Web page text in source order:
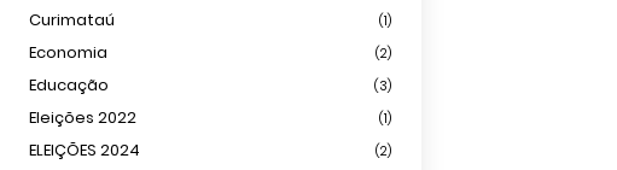
Curimataú (1)
Economia (2)
Educação (3)
Eleições 2022 (1)
ELEIÇÕES 2024 (2)